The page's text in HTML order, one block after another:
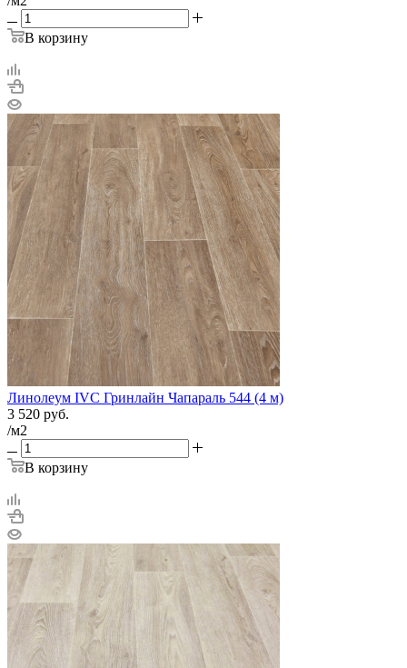
В корзину
Линолеум IVC Гринлайн Чапараль 544 (4 м)
3 520 руб.
/м2
В корзину